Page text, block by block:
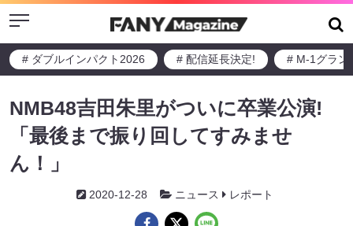
Menu
# ダブルインパクト2026 # 配信延長決定! # M-1グラン
NMB48吉田朱里がついに卒業公演!
「最後まで振り回してすみませ
ん！」
2020-12-28 ニュース レポート